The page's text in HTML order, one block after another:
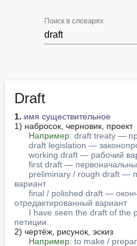
Поиск в словарях
Draft
1. имя существительное
1) набросок, черновик, проект
Например: draft treaty —
draft legislation —
working draft — рабочий
first draft —
preliminary / rough draft —
вариант
final / polished draft —
отредактированный вариант
I have seen the draft of the
петиции.
2) чертёж, рисунок, эскиз
Например: to make /